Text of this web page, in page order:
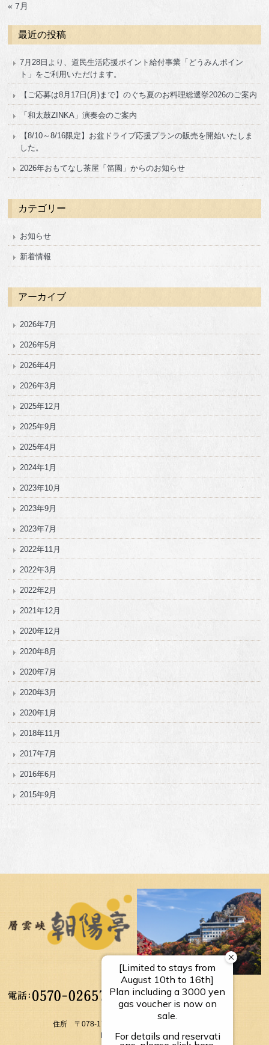
« 7月
最近の投稿
7月28日より、道民生活応援ポイント給付事業「どうみんポイン
ト」をご利用いただけます。
【ご応募は8月17日(月)まで】のぐち夏のお料理総選挙2026のご案内
「和太鼓ZINKA」演奏会のご案内
【8/10～8/16限定】お盆ドライブ応援プランの販売を開始いたしま
した。
2026年おもてなし茶屋「笛園」からのお知らせ
カテゴリー
お知らせ
新着情報
アーカイブ
2026年7月
2026年5月
2026年4月
2026年3月
2025年12月
2025年9月
2025年4月
2024年1月
2023年10月
2023年9月
2023年7月
2022年11月
2022年3月
2022年2月
2021年12月
2020年12月
2020年8月
2020年7月
2020年3月
2020年1月
2018年11月
2017年7月
2016年6月
2015年9月
【受付時間】
10：00～17：00
住所 〒078-1795 北海道上川郡上川町層雲峡温泉
FAX： 01658-5-3054